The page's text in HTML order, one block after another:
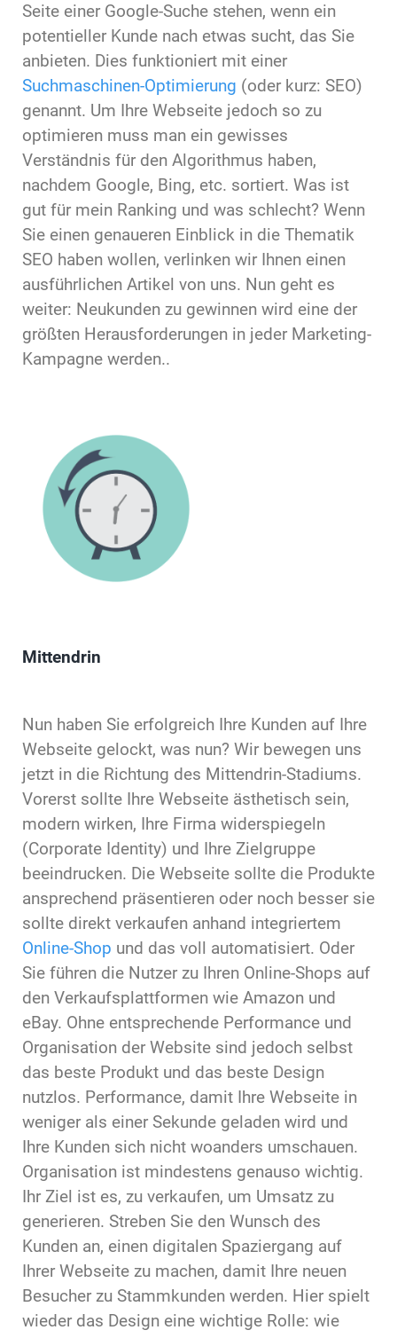
Seite einer Google-Suche stehen, wenn ein
potentieller Kunde nach etwas sucht, das Sie
anbieten. Dies funktioniert mit einer
Suchmaschinen-Optimierung (oder kurz: SEO)
genannt. Um Ihre Webseite jedoch so zu
optimieren muss man ein gewisses
Verständnis für den Algorithmus haben,
nachdem Google, Bing, etc. sortiert. Was ist
gut für mein Ranking und was schlecht? Wenn
Sie einen genaueren Einblick in die Thematik
SEO haben wollen, verlinken wir Ihnen einen
ausführlichen Artikel von uns. Nun geht es
weiter: Neukunden zu gewinnen wird eine der
größten Herausforderungen in jeder Marketing-
Kampagne werden..
Mittendrin
Nun haben Sie erfolgreich Ihre Kunden auf Ihre
Webseite gelockt, was nun? Wir bewegen uns
jetzt in die Richtung des Mittendrin-Stadiums.
Vorerst sollte Ihre Webseite ästhetisch sein,
modern wirken, Ihre Firma widerspiegeln
(Corporate Identity) und Ihre Zielgruppe
beeindrucken. Die Webseite sollte die Produkte
ansprechend präsentieren oder noch besser sie
sollte direkt verkaufen anhand integriertem
Online-Shop und das voll automatisiert. Oder
Sie führen die Nutzer zu Ihren Online-Shops auf
den Verkaufsplattformen wie Amazon und
eBay. Ohne entsprechende Performance und
Organisation der Website sind jedoch selbst
das beste Produkt und das beste Design
nutzlos. Performance, damit Ihre Webseite in
weniger als einer Sekunde geladen wird und
Ihre Kunden sich nicht woanders umschauen.
Organisation ist mindestens genauso wichtig.
Ihr Ziel ist es, zu verkaufen, um Umsatz zu
generieren. Streben Sie den Wunsch des
Kunden an, einen digitalen Spaziergang auf
Ihrer Webseite zu machen, damit Ihre neuen
Besucher zu Stammkunden werden. Hier spielt
wieder das Design eine wichtige Rolle: wie